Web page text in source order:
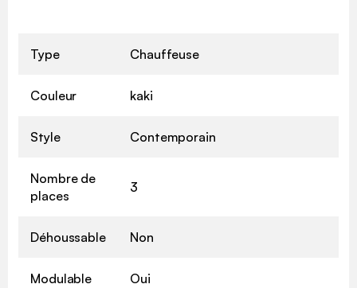
Type Chauffeuse
Couleur kaki
Style Contemporain
Nombre de
places
3
Déhoussable Non
Modulable Oui